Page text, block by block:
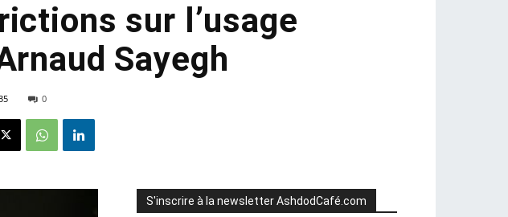
sur l’usage
Sayegh
0
S'inscrire à la newsletter AshdodCafé.com